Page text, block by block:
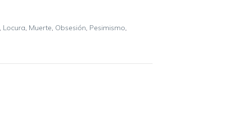
, Locura, Muerte, Obsesión, Pesimismo,